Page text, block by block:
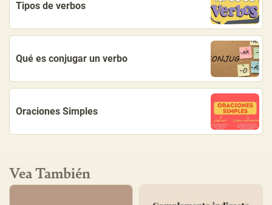
Tipos de verbos
Qué es conjugar un verbo
Oraciones Simples
Vea También